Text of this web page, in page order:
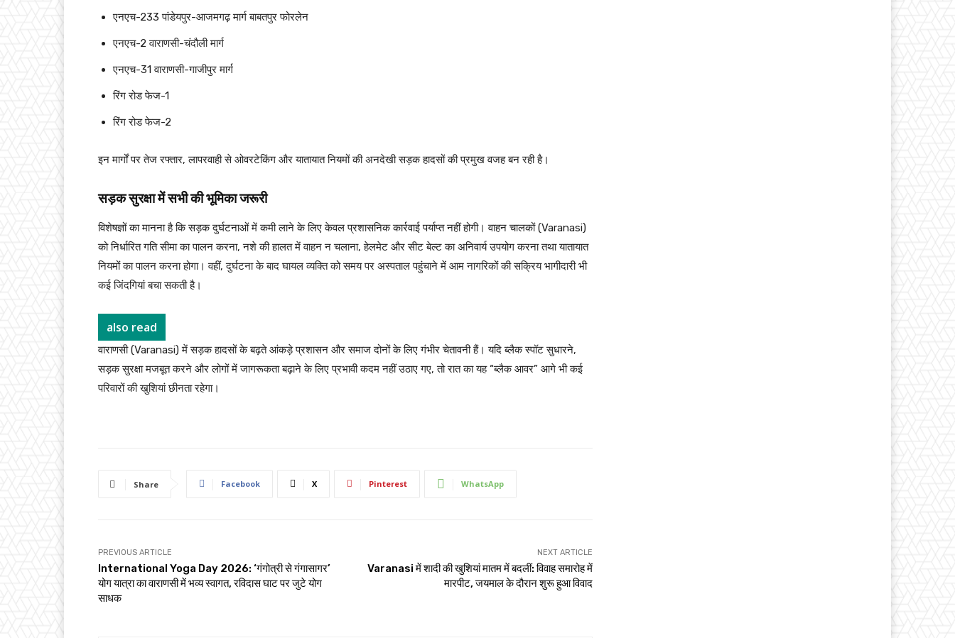
एनएच-233 पांडेयपुर-आजमगढ़ मार्ग बाबतपुर फोरलेन
एनएच-2 वाराणसी-चंदौली मार्ग
एनएच-31 वाराणसी-गाजीपुर मार्ग
रिंग रोड फेज-1
रिंग रोड फेज-2
इन मार्गों पर तेज रफ्तार, लापरवाही से ओवरटेकिंग और यातायात नियमों की अनदेखी सड़क हादसों की प्रमुख वजह बन रही है।
सड़क सुरक्षा में सभी की भूमिका जरूरी
विशेषज्ञों का मानना है कि सड़क दुर्घटनाओं में कमी लाने के लिए केवल प्रशासनिक कार्रवाई पर्याप्त नहीं होगी। वाहन चालकों (Varanasi)
को निर्धारित गति सीमा का पालन करना, नशे की हालत में वाहन न चलाना, हेलमेट और सीट बेल्ट का अनिवार्य उपयोग करना तथा यातायात
नियमों का पालन करना होगा। वहीं, दुर्घटना के बाद घायल व्यक्ति को समय पर अस्पताल पहुंचाने में आम नागरिकों की सक्रिय भागीदारी भी
कई जिंदगियां बचा सकती है।
also read
वाराणसी (Varanasi) में सड़क हादसों के बढ़ते आंकड़े प्रशासन और समाज दोनों के लिए गंभीर चेतावनी हैं। यदि ब्लैक स्पॉट सुधारने,
सड़क सुरक्षा मजबूत करने और लोगों में जागरूकता बढ़ाने के लिए प्रभावी कदम नहीं उठाए गए, तो रात का यह “ब्लैक आवर” आगे भी कई
परिवारों की खुशियां छीनता रहेगा।
Share Facebook X Pinterest WhatsApp
PREVIOUS ARTICLE
International Yoga Day 2026: ‘गंगोत्री से गंगासागर’
योग यात्रा का वाराणसी में भव्य स्वागत, रविदास घाट पर जुटे योग
साधक
NEXT ARTICLE
Varanasi में शादी की खुशियां मातम में बदलीं: विवाह समारोह में
मारपीट, जयमाल के दौरान शुरू हुआ विवाद